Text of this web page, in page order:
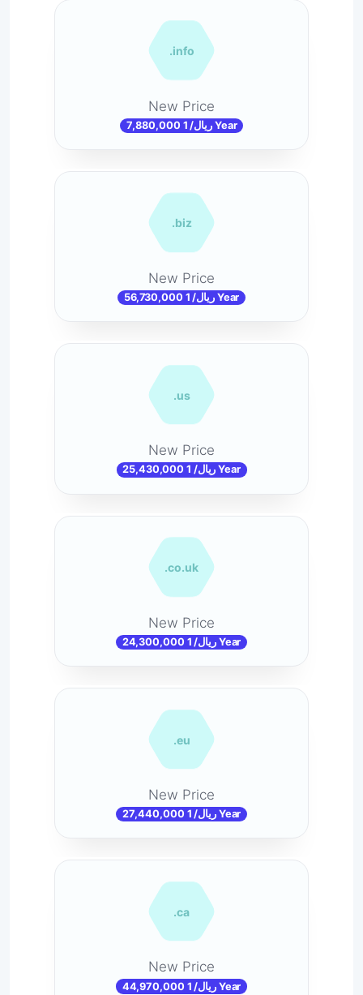
.info
New Price
7,880,000 ریال/ 1 Year
.biz
New Price
56,730,000 ریال/ 1 Year
.us
New Price
25,430,000 ریال/ 1 Year
.co.uk
New Price
24,300,000 ریال/ 1 Year
.eu
New Price
27,440,000 ریال/ 1 Year
.ca
New Price
44,970,000 ریال/ 1 Year